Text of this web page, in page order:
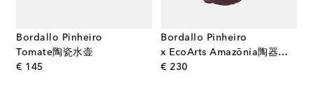
Bordallo Pinheiro
Tomate陶瓷水壶
€ 145original price
Bordallo Pinheiro
x EcoArts Amazōnia陶器水壶
€ 230original price